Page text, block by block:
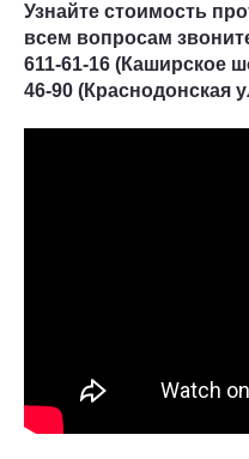
Узнайте стоимость
всем вопросам
611-61-16 (Каширское
46-90 (Краснодонская